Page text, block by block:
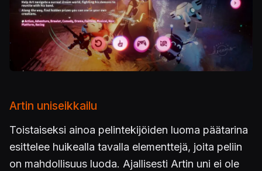
Artin uniseikkailu
Toistaiseksi ainoa pelintekijöiden luoma päätarina
esittelee huikealla tavalla elementtejä, joita peliin
on mahdollisuus luoda. Ajallisesti Artin uni ei ole